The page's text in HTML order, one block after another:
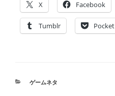
X Facebook
Tumblr Pocket
カ
ゲームネタ